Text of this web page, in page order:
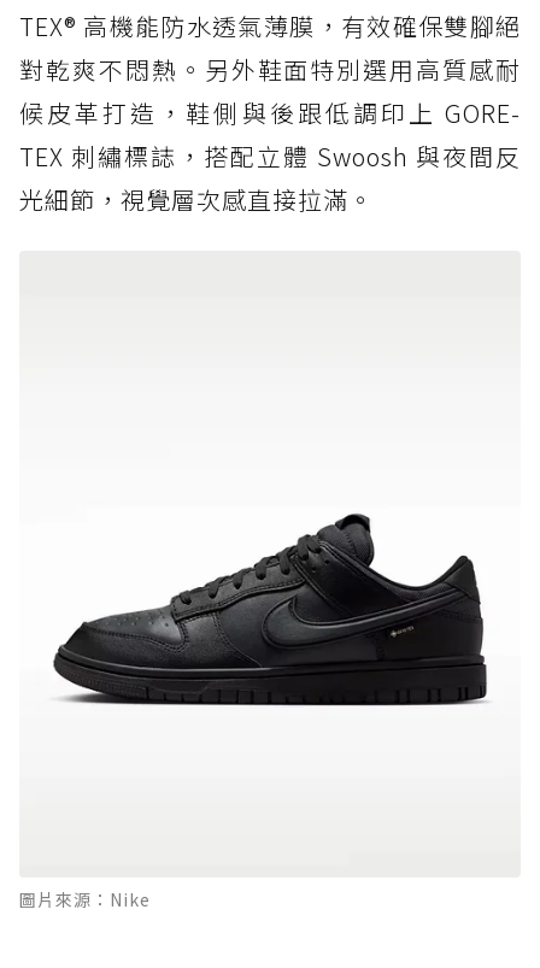
TEX® 高機能防水透氣薄膜，有效確保雙腳絕
對乾爽不悶熱。另外鞋面特別選用高質感耐
候皮革打造，鞋側與後跟低調印上 GORE-
TEX 刺繡標誌，搭配立體 Swoosh 與夜間反
光細節，視覺層次感直接拉滿。
圖片來源：Nike